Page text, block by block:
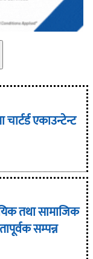
एकाउन्टेन्ट
तथा सामाजिक
सम्पन्न